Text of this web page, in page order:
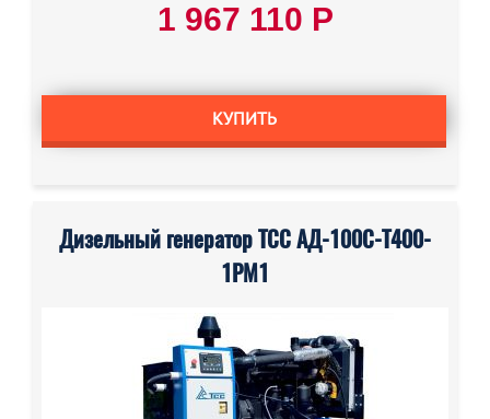
1 967 110 Р
КУПИТЬ
Дизельный генератор ТСС АД-100С-Т400-
1РМ1